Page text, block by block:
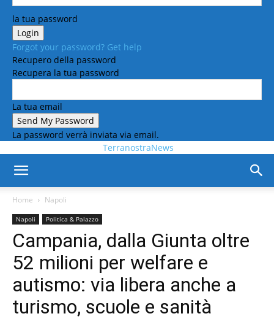
la tua password
Forgot your password? Get help
Recupero della password
Recupera la tua password
La tua email
La password verrà inviata via email.
TerranostraNews
Home Napoli
Napoli Politica & Palazzo
Campania, dalla Giunta oltre
52 milioni per welfare e
autismo: via libera anche a
turismo, scuole e sanità